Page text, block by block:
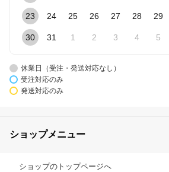
23 24 25 26 27 28 29
30 31 1 2 3 4 5
休業日（受注・発送対応なし）
受注対応のみ
発送対応のみ
ショップメニュー
ショップのトップページへ